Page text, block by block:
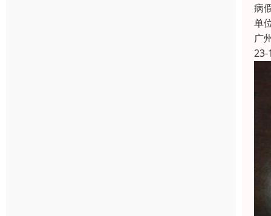
病
单
广
23-